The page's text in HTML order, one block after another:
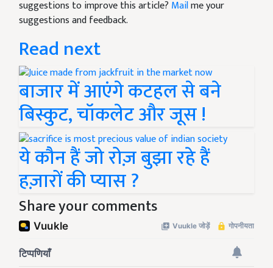
suggestions to improve this article? Mailme your
suggestions and feedback.
Read next
बाजार में आएंगे कटहल से बने
बिस्कुट, चॉकलेट और जूस !
ये कौन हैं जो रोज़ बुझा रहे हैं
हज़ारों की प्यास ?
Share your comments